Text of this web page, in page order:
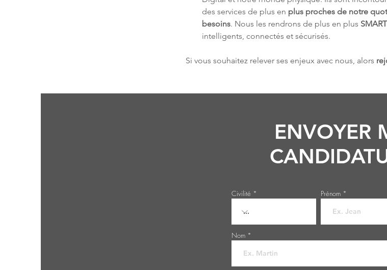
des services de plus en plus proches de notre
besoins. Nous les rendrons de plus en plus SMART
intelligents, connectés et sécurisés.
Si vous souhaitez relever ses enjeux avec nous, alors
ENVOYER
Civilité Prénom
Nom